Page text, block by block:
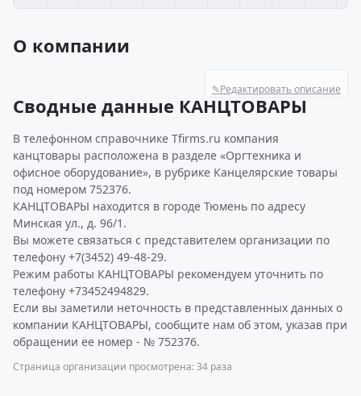
О компании
✎Редактировать описание
Сводные данные КАНЦТОВАРЫ
В телефонном справочнике Tfirms.ru компания
канцтовары расположена в разделе «Оргтехника и
офисное оборудование», в рубрике Канцелярские товары
под номером 752376.
КАНЦТОВАРЫ находится в городе Тюмень по адресу
Минская ул., д. 96/1.
Вы можете связаться с представителем организации по
телефону +7(3452) 49-48-29.
Режим работы КАНЦТОВАРЫ рекомендуем уточнить по
телефону +73452494829.
Если вы заметили неточность в представленных данных о
компании КАНЦТОВАРЫ, сообщите нам об этом, указав при
обращении ее номер - № 752376.
Страница организации просмотрена: 34 раза